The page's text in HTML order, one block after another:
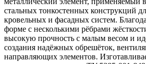
стальных тонкостенных конструкций
кровельных и фасадных систем.
форме с несколькими рёбрами
высокую прочность с малым весом и
создания надёжных обрешёток,
направляющих элементов.